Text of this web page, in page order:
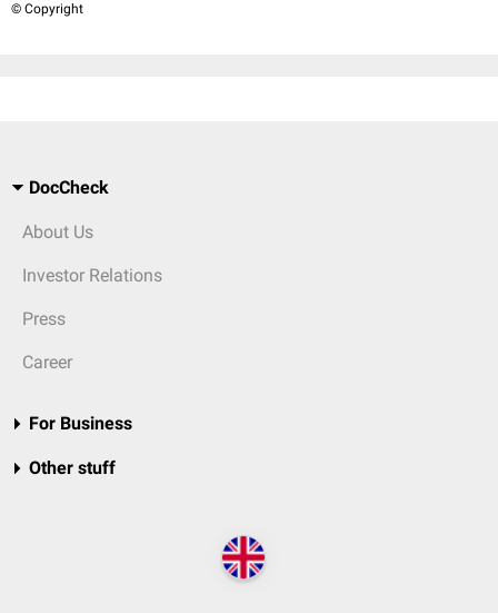
© Copyright
DocCheck
About Us
Investor Relations
Press
Career
For Business
Other stuff